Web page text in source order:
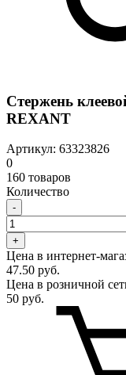
Стержень
REXANT
Артикул: 63323826
0
160 товаров
Количество
-
+
Цена в интернет-
47.50 руб.
Цена в розничной
50 руб.